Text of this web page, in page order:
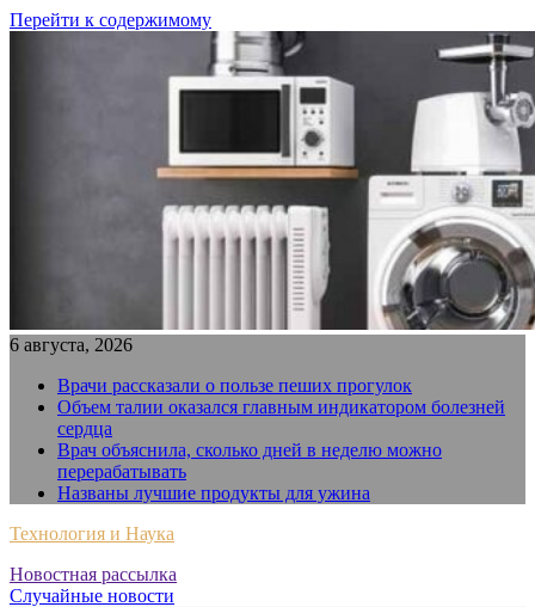
Перейти к содержимому
6 августа, 2026
Врачи рассказали о пользе пеших прогулок
Объем талии оказался главным индикатором болезней
сердца
Врач объяснила, сколько дней в неделю можно
перерабатывать
Названы лучшие продукты для ужина
Технология и Наука
Новостная рассылка
Случайные новости